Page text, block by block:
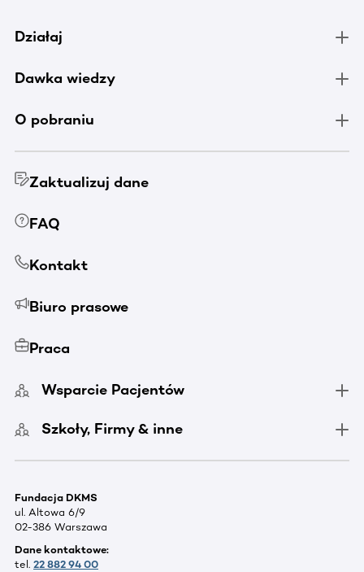
Działaj
Dawka wiedzy
O pobraniu
Zaktualizuj dane
FAQ
Kontakt
Biuro prasowe
Praca
Wsparcie Pacjentów
Szkoły, Firmy & inne
Fundacja DKMS
ul. Altowa 6/9
02-386 Warszawa
Dane kontaktowe:
tel. 22 882 94 00